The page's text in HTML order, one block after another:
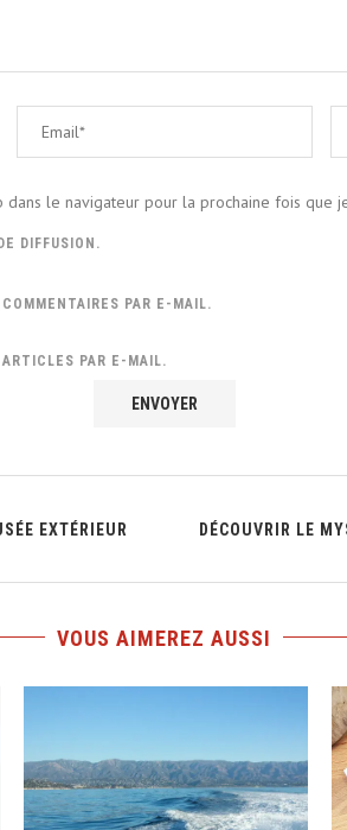
le navigateur pour la prochaine fois que
DIFFUSION.
PAR E-MAIL.
PAR E-MAIL.
EXTÉRIEUR
DÉCOUVRIR LE
VOUS AIMEREZ AUSSI